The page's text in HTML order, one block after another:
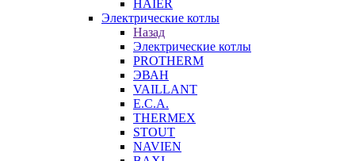
HAIER
Электрические котлы
Назад
Электрические котлы
PROTHERM
ЭВАН
VAILLANT
E.C.A.
THERMEX
STOUT
NAVIEN